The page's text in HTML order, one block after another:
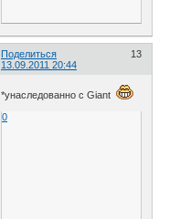
Поделиться
13
13.09.2011 20:44
*унаследованно с Giant
0